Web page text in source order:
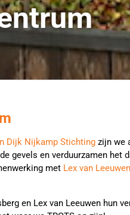
Dijk Nijkamp Stichting zijn we
gevels en verduurzamen het
met Lex van Leeuwen
en Lex van Leeuwen hun